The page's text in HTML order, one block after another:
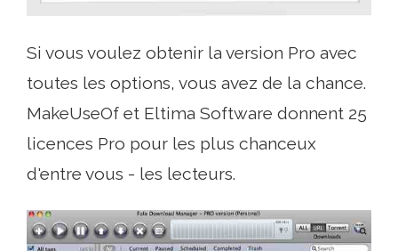
Si vous voulez obtenir la version Pro avec
toutes les options, vous avez de la chance.
MakeUseOf et Eltima Software donnent 25
licences Pro pour les plus chanceux
d'entre vous - les lecteurs.